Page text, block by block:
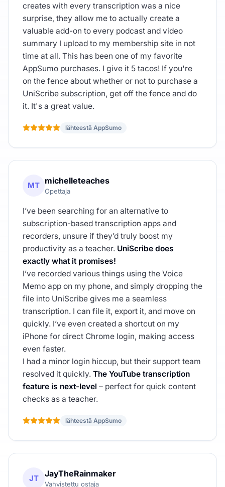
creates with every transcription was a nice
surprise, they allow me to actually create a
valuable add-on to every podcast and video
summary I upload to my membership site in not
time at all. This has been one of my favorite
AppSumo purchases. I give it 5 tacos! If you're
on the fence about whether or not to purchase a
UniScribe subscription, get off the fence and do
it. It's a great value.
lähteestä AppSumo
MT michelleteaches
Opettaja
I’ve been searching for an alternative to
subscription-based transcription apps and
recorders, unsure if they’d truly boost my
productivity as a teacher. UniScribe does
exactly what it promises!
I’ve recorded various things using the Voice
Memo app on my phone, and simply dropping the
file into UniScribe gives me a seamless
transcription. I can file it, export it, and move on
quickly. I’ve even created a shortcut on my
iPhone for direct Chrome login, making access
even faster.
I had a minor login hiccup, but their support team
resolved it quickly. The YouTube transcription
feature is next-level – perfect for quick content
checks as a teacher.
lähteestä AppSumo
JT JayTheRainmaker
Vahvistettu ostaja